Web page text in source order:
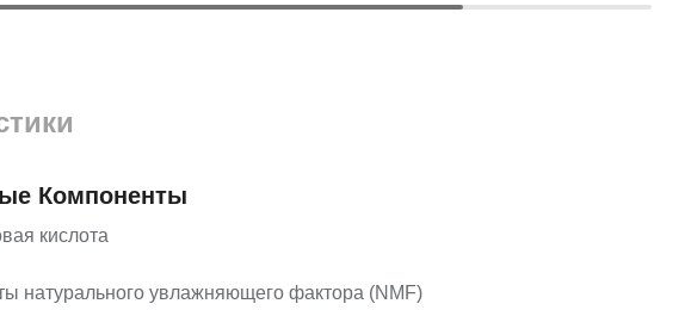
Компоненты
кислота
натурального увлажняющего фактора (NMF)